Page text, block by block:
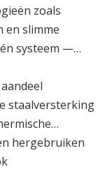
zoals
en slimme
systeem —
staalversterking
hergebruiken